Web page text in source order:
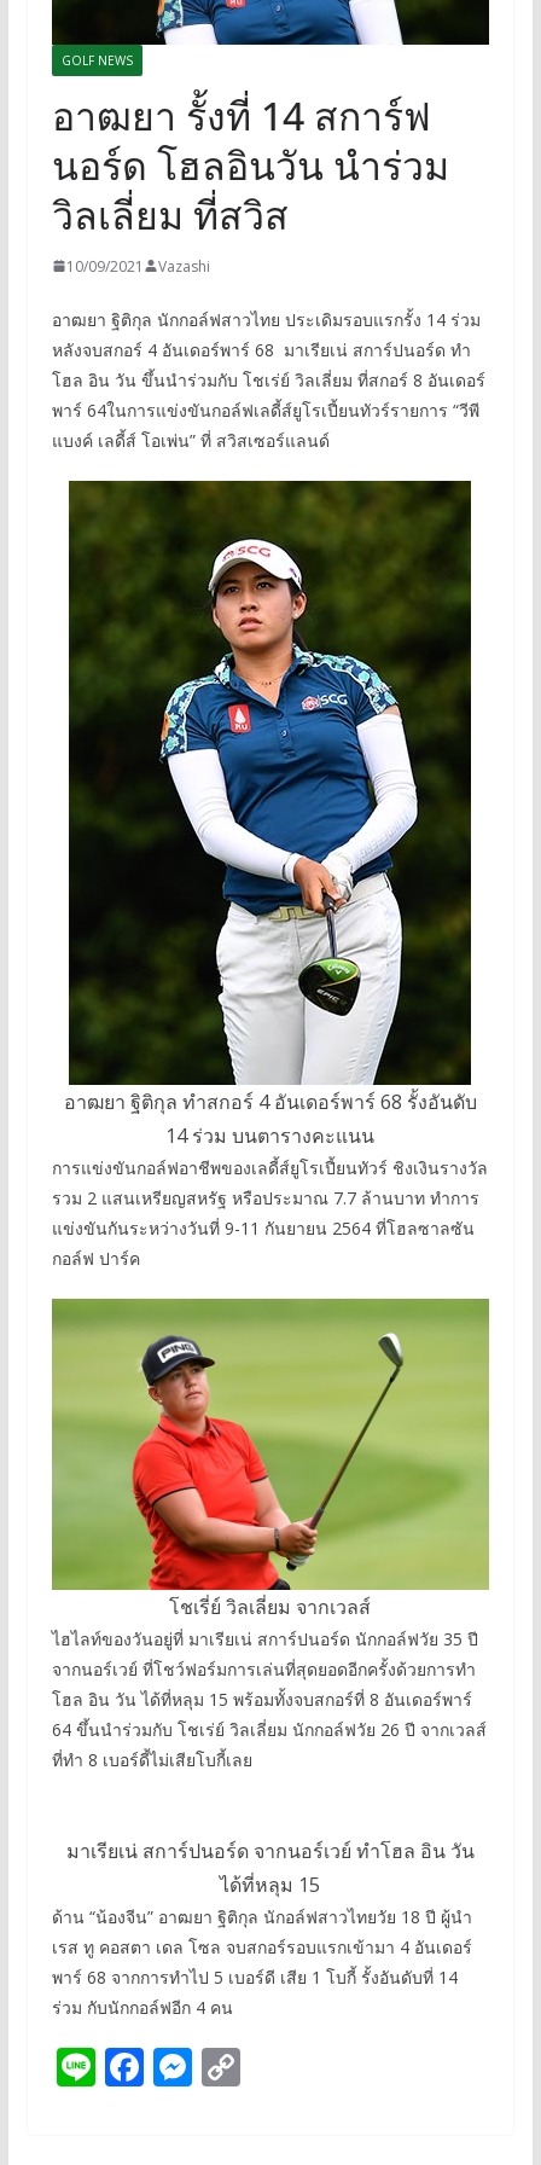
GOLF NEWS
อาฒยา รั้งที่ 14 สการ์ฟ
นอร์ด โฮลอินวัน นำร่วม
วิลเลี่ยม ที่สวิส
10/09/2021 Vazashi
อาฒยา ฐิติกุล นักกอล์ฟสาวไทย ประเดิมรอบแรกรั้ง 14 ร่วม
หลังจบสกอร์ 4 อันเดอร์พาร์ 68 มาเรียเน่ สการ์ปนอร์ด ทำ
โฮล อิน วัน ขึ้นนำร่วมกับ โชเร่ย์ วิลเลี่ยม ที่สกอร์ 8 อันเดอร์
พาร์ 64ในการแข่งขันกอล์ฟเลดี้ส์ยูโรเปี้ยนทัวร์รายการ “วีพี
แบงค์ เลดี้ส์ โอเพ่น” ที่ สวิสเซอร์แลนด์
อาฒยา ฐิติกุล ทำสกอร์ 4 อันเดอร์พาร์ 68 รั้งอันดับ
14 ร่วม บนตารางคะแนน
การแข่งขันกอล์ฟอาชีพของเลดี้ส์ยูโรเปี้ยนทัวร์ ชิงเงินรางวัล
รวม 2 แสนเหรียญสหรัฐ หรือประมาณ 7.7 ล้านบาท ทำการ
แข่งขันกันระหว่างวันที่ 9-11 กันยายน 2564 ที่โฮลซาลซัน
กอล์ฟ ปาร์ค
โชเรี่ย์ วิลเลี่ยม จากเวลส์
ไฮไลท์ของวันอยู่ที่ มาเรียเน่ สการ์ปนอร์ด นักกอล์ฟวัย 35 ปี
จากนอร์เวย์ ที่โชว์ฟอร์มการเล่นที่สุดยอดอีกครั้งด้วยการทำ
โฮล อิน วัน ได้ที่หลุม 15 พร้อมทั้งจบสกอร์ที่ 8 อันเดอร์พาร์
64 ขึ้นนำร่วมกับ โชเร่ย์ วิลเลี่ยม นักกอล์ฟวัย 26 ปี จากเวลส์
ที่ทำ 8 เบอร์ดี้ไม่เสียโบกี้เลย
มาเรียเน่ สการ์ปนอร์ด จากนอร์เวย์ ทำโฮล อิน วัน
ได้ที่หลุม 15
ด้าน “น้องจีน” อาฒยา ฐิติกุล นักอล์ฟสาวไทยวัย 18 ปี ผู้นำ
เรส ทู คอสตา เดล โซล จบสกอร์รอบแรกเข้ามา 4 อันเดอร์
พาร์ 68 จากการทำไป 5 เบอร์ดี เสีย 1 โบกี้ รั้งอันดับที่ 14
ร่วม กับนักกอล์ฟอีก 4 คน
Li F M C